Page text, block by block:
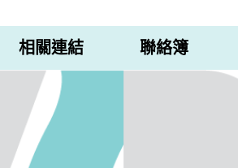
相關連結 聯絡簿